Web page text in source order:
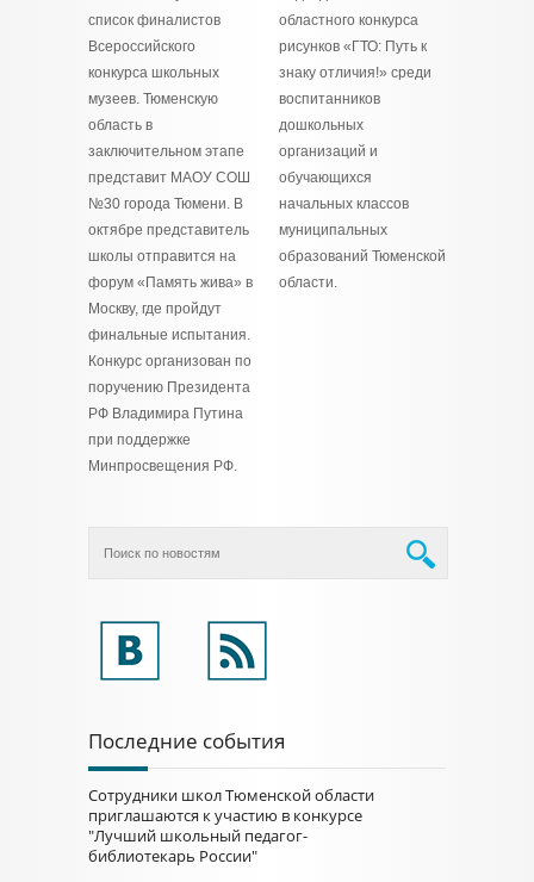
список финалистов
Всероссийского
конкурса школьных
музеев. Тюменскую
область в
заключительном этапе
представит МАОУ СОШ
№30 города Тюмени. В
октябре представитель
школы отправится на
форум «Память жива» в
Москву, где пройдут
финальные испытания.
Конкурс организован по
поручению Президента
РФ Владимира Путина
при поддержке
Минпросвещения РФ.
областного конкурса
рисунков «ГТО: Путь к
знаку отличия!» среди
воспитанников
дошкольных
организаций и
обучающихся
начальных классов
муниципальных
образований Тюменской
области.
Последние события
Сотрудники школ Тюменской области
приглашаются к участию в конкурсе
"Лучший школьный педагог-
библиотекарь России"